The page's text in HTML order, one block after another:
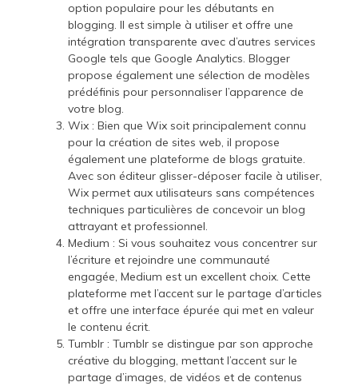
option populaire pour les débutants en
blogging. Il est simple à utiliser et offre une
intégration transparente avec d’autres services
Google tels que Google Analytics. Blogger
propose également une sélection de modèles
prédéfinis pour personnaliser l’apparence de
votre blog.
Wix : Bien que Wix soit principalement connu
pour la création de sites web, il propose
également une plateforme de blogs gratuite.
Avec son éditeur glisser-déposer facile à utiliser,
Wix permet aux utilisateurs sans compétences
techniques particulières de concevoir un blog
attrayant et professionnel.
Medium : Si vous souhaitez vous concentrer sur
l’écriture et rejoindre une communauté
engagée, Medium est un excellent choix. Cette
plateforme met l’accent sur le partage d’articles
et offre une interface épurée qui met en valeur
le contenu écrit.
Tumblr : Tumblr se distingue par son approche
créative du blogging, mettant l’accent sur le
partage d’images, de vidéos et de contenus